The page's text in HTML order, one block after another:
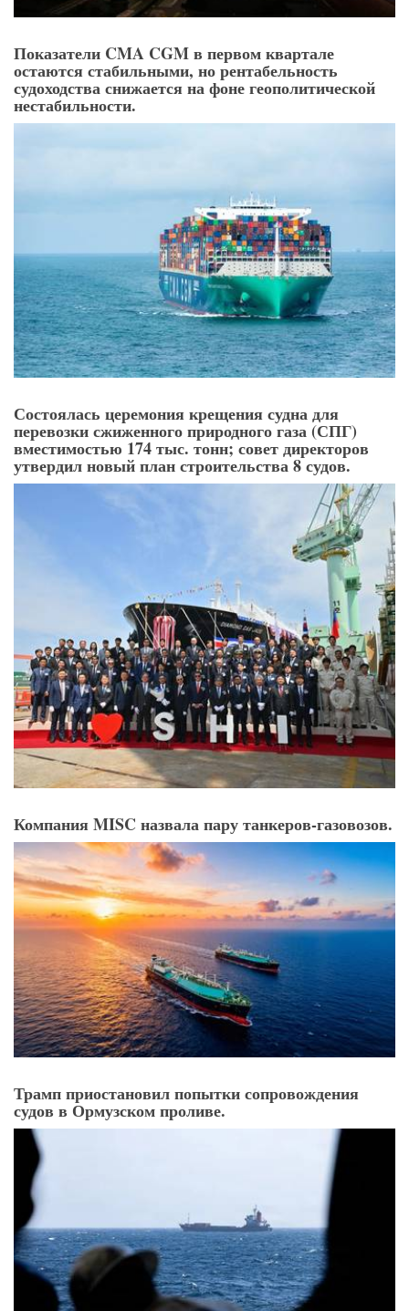
Показатели CMA CGM в первом квартале
остаются стабильными, но рентабельность
судоходства снижается на фоне геополитической
нестабильности.
Состоялась церемония крещения судна для
перевозки сжиженного природного газа (СПГ)
вместимостью 174 тыс. тонн; совет директоров
утвердил новый план строительства 8 судов.
Компания MISC назвала пару танкеров-газовозов.
Трамп приостановил попытки сопровождения
судов в Ормузском проливе.